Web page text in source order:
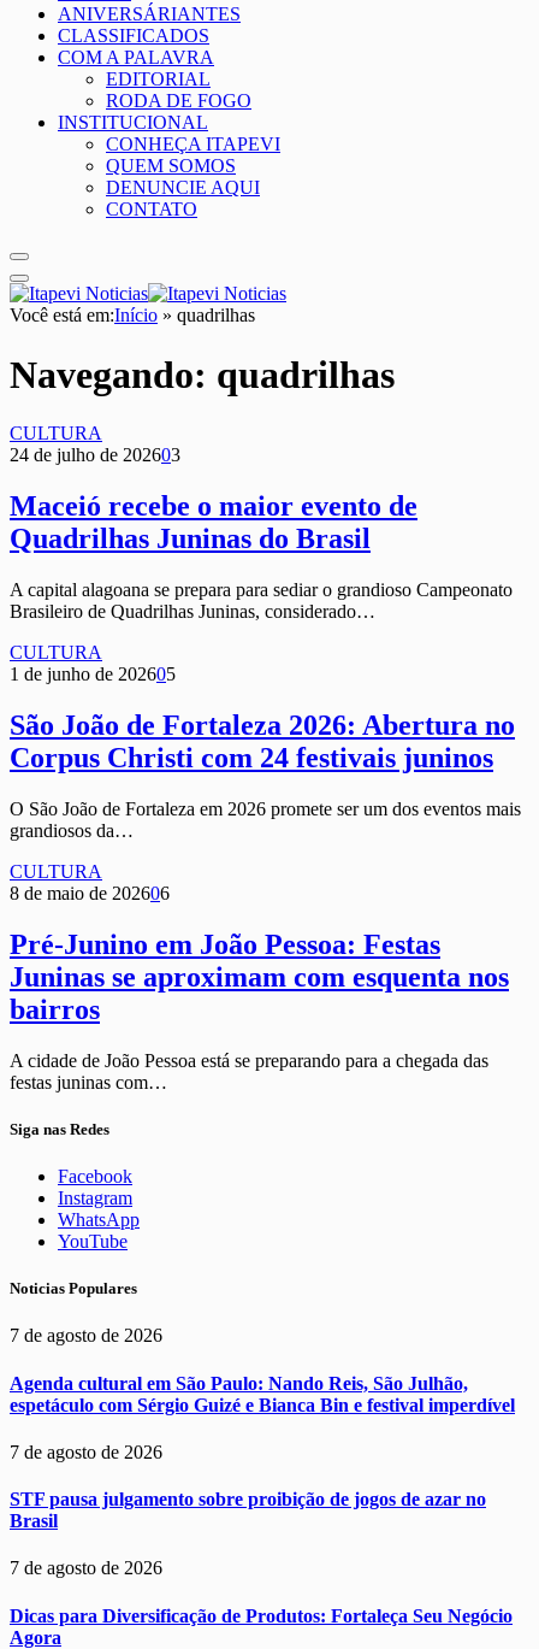
ANIVERSÁRIANTES
CLASSIFICADOS
COM A PALAVRA
EDITORIAL
RODA DE FOGO
INSTITUCIONAL
CONHEÇA ITAPEVI
QUEM SOMOS
DENUNCIE AQUI
CONTATO
Você está em:Início » quadrilhas
Navegando: quadrilhas
CULTURA
24 de julho de 202603
Maceió recebe o maior evento de
Quadrilhas Juninas do Brasil
A capital alagoana se prepara para sediar o grandioso Campeonato
Brasileiro de Quadrilhas Juninas, considerado…
CULTURA
1 de junho de 202605
São João de Fortaleza 2026: Abertura no
Corpus Christi com 24 festivais juninos
O São João de Fortaleza em 2026 promete ser um dos eventos mais
grandiosos da…
CULTURA
8 de maio de 202606
Pré-Junino em João Pessoa: Festas
Juninas se aproximam com esquenta nos
bairros
A cidade de João Pessoa está se preparando para a chegada das
festas juninas com…
Siga nas Redes
Facebook
Instagram
WhatsApp
YouTube
Noticias Populares
7 de agosto de 2026
Agenda cultural em São Paulo: Nando Reis, São Julhão,
espetáculo com Sérgio Guizé e Bianca Bin e festival imperdível
7 de agosto de 2026
STF pausa julgamento sobre proibição de jogos de azar no
Brasil
7 de agosto de 2026
Dicas para Diversificação de Produtos: Fortaleça Seu Negócio
Agora